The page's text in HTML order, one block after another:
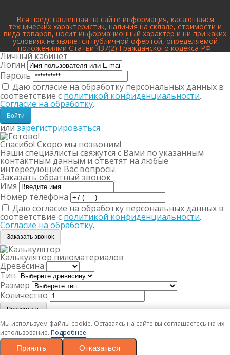
Вся представленная на сайте информация, касающаяся
технических характеристик, наличия на складе, стоимости и
вида товаров, носит информационный характер и ни при каких
условиях не является публичной офертой, определяемой
положениями Статьи 437(2) Гражданского кодекса РФ.
Личный кабинет
Логин
Пароль
Даю согласие на обработку персональных данных в
соответствие с политикой конфиденциальности.
Согласие на обработку.
или зарегистрироваться
Спасибо! Скоро мы позвоним!
Наши специалисты свяжутся с Вами по указанным
контактным данным и ответят на любые
интересующие Вас вопросы.
Заказать обратный звонок
Имя
Номер телефона
Даю согласие на обработку персональных данных в
соответствие с политикой конфиденциальности.
Согласие на обработку.
Заказать звонок
Калькулятор пиломатериалов
Древесина
Тип
Размер
Количество
Рассчитать
Ваш товар успешно добавлен в корзину
Мы используем файлы cookie. Оставаясь на сайте вы соглашаетесь на их
использование. Подробнее
Принять
Отказаться